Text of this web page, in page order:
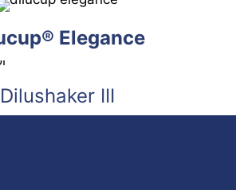
Elegance
Dilushaker III